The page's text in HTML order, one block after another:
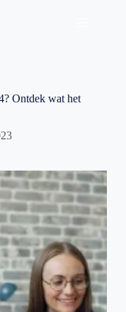
Ontdek wat het